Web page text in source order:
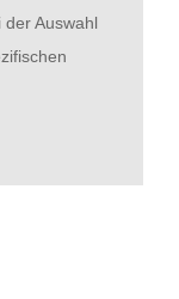
Auswahl